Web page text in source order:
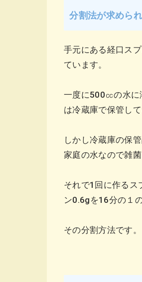
分割法が求めら
手元にある経口ス
ています。
一度に500㏄の水
は冷蔵庫で保管して
しかし冷蔵庫の保
家庭の水なので雑
それで1回に作る
ン0.6gを16分の１
その分割方法です。